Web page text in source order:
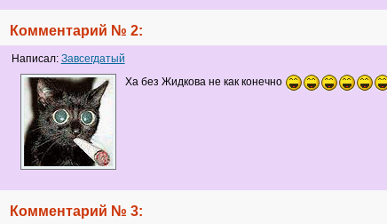
Комментарий № 2:
Написал: Завсегдатый
Ха без Жидкова не как конечно
Комментарий № 3: